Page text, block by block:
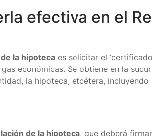
efectiva en el
la hipoteca es solicitar el
económicas. Se obtiene en la
la hipoteca, etcétera,
de la hipoteca, que deberá